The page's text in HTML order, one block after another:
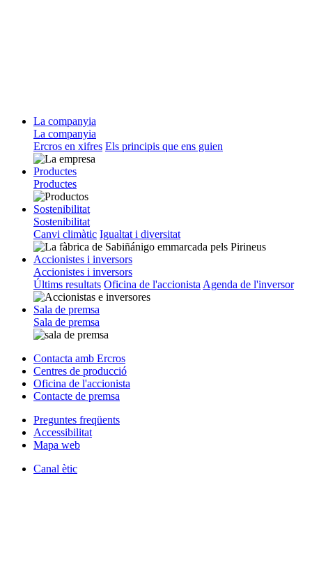
La companyia
La companyia
Ercros en xifres Els principis que ens guien
Productes
Productes
Sostenibilitat
Sostenibilitat
Canvi climàtic Igualtat i diversitat
Accionistes i inversors
Accionistes i inversors
Últims resultats Oficina de l'accionista Agenda de l'inversor
Sala de premsa
Sala de premsa
Contacta amb Ercros
Centres de producció
Oficina de l'accionista
Contacte de premsa
Preguntes freqüents
Accessibilitat
Mapa web
Canal ètic